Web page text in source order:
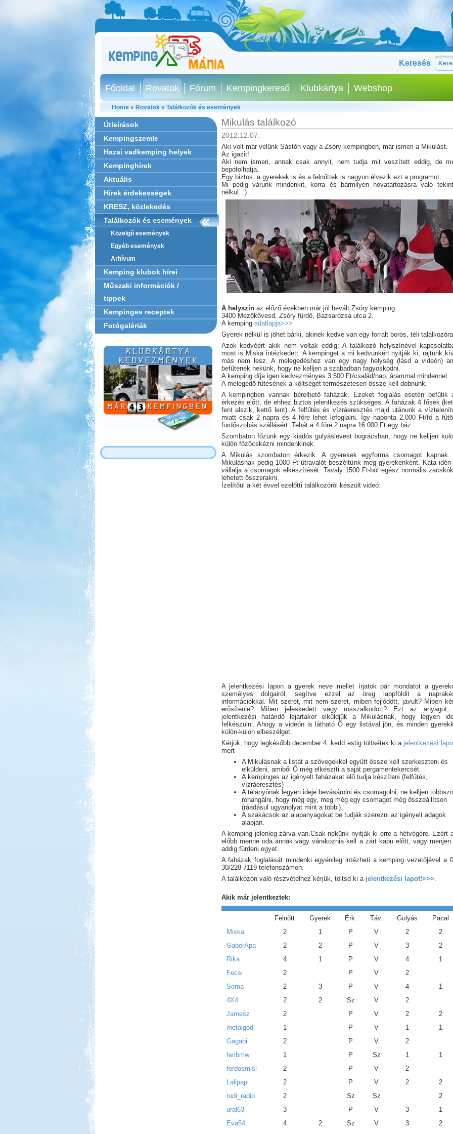
Keresés
Főoldal Rovatok Fórum Kempingkereső Klubkártya Webshop
Home» Rovatok» Találkozók és események
Útleírások
Kempingszemle
Hazai vadkemping helyek
Kempinghírek
Aktuális
Hírek érdekességek
KRESZ, közlekedés
Találkozók és események
Közelgő események
Egyéb események
Arhívum
Kemping klubok hírei
Műszaki információk /
tippek
Kempinges receptek
Fotógalériák
Mikulás találkozó
2012.12.07.
Aki volt már velünk Sástón vagy a Zsóry kempingben, már ismeri a Mikulást.
Az igazit!
Aki nem ismeri, annak csak annyit, nem tudja mit veszített eddig, de
bepótolhatja.
Egy biztos: a gyerekek is és a felnőttek is nagyon élvezik ezt a programot.
Mi pedig várunk mindenkit, korra és bármilyen hovatartozásra való
nélkül. :)
A helyszínaz előző években már jól bevált Zsóry kemping.
3400 Mezőkövesd, Zsóry fürdő, Bazsarózsa utca 2.
A kempingadatlapja>>>
Gyerek nélkül is jöhet bárki, akinek kedve van egy forralt boros, téli
Azok kedvéért akik nem voltak eddig: A találkozó helyszínével
most is Miska intézkedett. A kempinget a mi kedvünkért nyitják ki, rajtunk
más nem lesz. A melegedéshez van egy nagy helység (lásd a videón)
befűtenek nekünk, hogy ne kelljen a szabadban fagyoskodni.
A kemping díja igen kedvezményes 3.500 Ft/család/nap, árammal mindennel.
A melegedő fűtésének a költségét természetesen össze kell dobnunk.
A kempingben vannak bérelhető faházak. Ezeket foglalás esetén befűtik
érkezés előtt, de ehhez biztos jelentkezés szükséges. A faházak 4 fősek
fent alszik, kettő lent). A felfűtés és vízráeresztés majd utánunk a
miatt csak 2 napra és 4 főre lehet lefoglalni. Így naponta 2.000 Ft/fő a
fürdőszobás szállásért. Tehát a 4 főre 2 napra 16.000 Ft egy ház.
Szombaton főzünk egy kiadós gulyáslevest bográcsban, hogy ne kelljen
külön főzőcskézni mindenkinek.
A Mikulás szombaton érkezik. A gyerekek egyforma csomagot
Mikulásnak pedig 1000 Ft útravalót beszéltünk meg gyerekenként. Kata idén
vállalja a csomagok elkészítését. Tavaly 1500 Ft-ból egész normális
lehetett összerakni.
Ízelítőül a két évvel ezelőtti találkozóról készült videó:
A jelentkezési lapon a gyerek neve mellet írjatok pár mondatot a
személyes dolgairól, segítve ezzel az öreg lappföldit a
információkkal. Mit szeret, mit nem szeret, miben fejlődött, javult? Miben
erősítenie? Miben jeleskedett vagy rosszalkodott? Ezt az
jelentkezési határidő lejártakor elküldjük a Mikulásnak, hogy legyen
felkészülni. Ahogy a videón is látható Ő egy listával jön, és minden
külön-külön elbeszélget.
Kérjük, hogy legkésőbb december 4. kedd estig töltsétek ki a jelentkezési
mert
A Mikulásnak a listát a szövegekkel együtt össze kell szerkeszteni és
elküldeni, amiből Ő még elkészíti a saját pergamentekercsét.
A kempinges az igényelt faházakat elő tudja készíteni (felfűtés,
vízráeresztés)
A télanyónak legyen ideje bevásárolni és csomagolni, ne kelljen
rohangálni, hogy még egy, meg még egy csomagot még összeállítson
(ráadásul ugyanolyat mint a többi).
A szakácsok az alapanyagokat be tudják szerezni az igényelt adagok
alapján.
A kemping jelenleg zárva van.Csak nekünk nyitják ki erre a hétvégére. Ezért
előbb menne oda annak vagy várakoznia kell a zárt kapu előtt, vagy menjen
addig fürdeni egyet.
A faházak foglalását mindenki egyénileg intézheti a kemping vezetőjével a
30/228-7119 telefonszámon.
A találkozón való részvételhez kérjük, töltsd ki a jelentkezési lapot!>>>.
Akik már jelentkeztek:
Felnőtt Gyerek Érk. Táv. Gulyás
Pacal
Miska
2 1 P V 2
2
GaborApa
2 2 P V 3
2
Rika
4 1 P V 4
1
Fecsi
2 P V
2
Soma
2 3 P V 4
1
4X4
2 2 Sz V
2
Jamesz
2 P V 2
2
metalgod
1 P V 1
1
Gagabi
2 P V
2
feribmw
1 P Sz 1
1
fordosmisi
2 P V
2
Lalipapi
2 P V 2
2
rudi_radio
2 Sz Sz
2
ural63
3 P V 3
1
Eva54
4 2 Sz V 3 2